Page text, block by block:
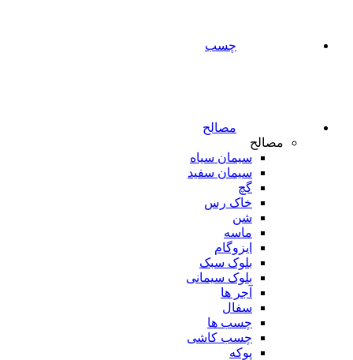
چسب
مصالح
مصالح
سیمان سیاه
سیمان سفید
گچ
خاک رس
شن
ماسه
ایزوگام
بلوک سبک
بلوک سیمانی
آجر ها
سفال
چسب ها
چسب کاشی
پوکه